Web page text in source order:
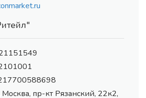
пр-кт Рязанский, 22к2,